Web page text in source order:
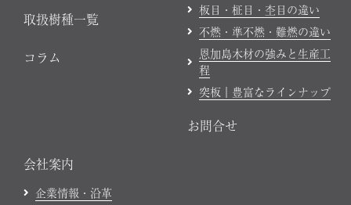
取扱樹種一覧
コラム
板目・柾目・杢目の違い
不燃・準不燃・難燃の違い
恩加島木材の強みと生産工
程
突板｜豊富なラインナップ
お問合せ
会社案内
企業情報・沿革